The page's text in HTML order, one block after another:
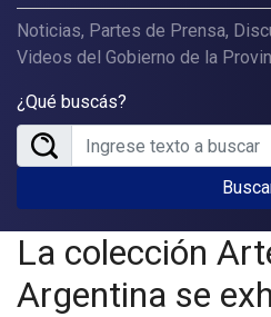
Noticias, Partes de Prensa,
Videos del Gobierno de la
¿Qué buscás?
La colección
Argentina se